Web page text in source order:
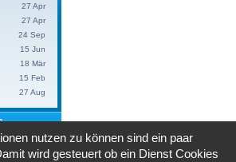
27 Apr
27 Apr
24 Sep
15 Jun
18 Mär
15 Feb
27 Aug
nutzen zu können sind ein paar
wird gesteuert ob ein Dienst Cookies